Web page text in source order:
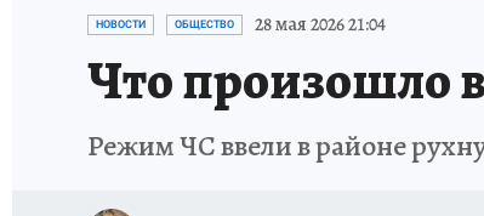
ДЕНЬ ПОБЕДЫ ВО ВЛАДИВОСТОКЕ
АНТИРАК СТРАНИЦЫ ИСТОРИИ
НОВОСТИ ОБЩЕСТВО 28 мая 2026 21:04
Что произошло
Режим ЧС ввели в районе